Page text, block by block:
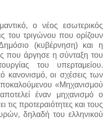
ο νέος εσωτερικός
του τριγώνου που ορίζουν
(κυβέρνηση) και η
που άργησε η σύνταξη του
του υπερταμείου.
κανονισμό, οι σχέσεις των
«Μηχανισμού
έναν μηχανισμό ο
τις προτεραιότητες και τους
δηλαδή του ελληνικού